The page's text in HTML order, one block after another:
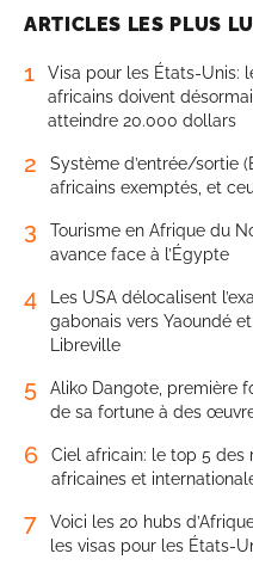
ARTICLES LES PLUS
1
Visa pour les États-Unis:
africains doivent
atteindre 20.000 dollars
2
Système d’entrée/sortie
africains exemptés, et
3
Tourisme en Afrique du
avance face à l’Égypte
4
Les USA délocalisent
gabonais vers Yaoundé
Libreville
5
Aliko Dangote, première
de sa fortune à des
6
Ciel africain: le top 5 des
africaines et
7
Voici les 20 hubs
les visas pour les États-